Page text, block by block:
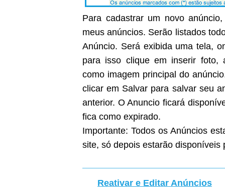
Para cadastrar um novo anúncio,
meus anúncios. Serão listados
Anúncio. Será exibida uma tela,
para isso clique em inserir
como imagem principal do
clicar em Salvar para salvar seu
anterior. O Anuncio ficará
fica como expirado.
Importante: Todos os Anúncios
site, só depois estarão disponíveis
Reativar e Editar Anúncios